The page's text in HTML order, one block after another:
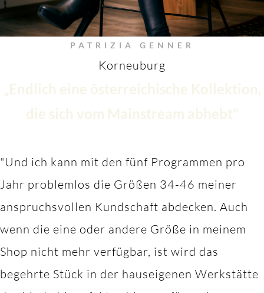
PATRIZIA GENNER
Korneuburg
„Endlich eine österreichische Kollektion,
die sich vom Mainstream abhebt"
"Und ich kann mit den fünf Programmen pro
Jahr problemlos die Größen 34-46 meiner
anspruchsvollen Kundschaft abdecken. Auch
wenn die eine oder andere Größe in meinem
Shop nicht mehr verfügbar, ist wird das
begehrte Stück in der hauseigenen Werkstätte